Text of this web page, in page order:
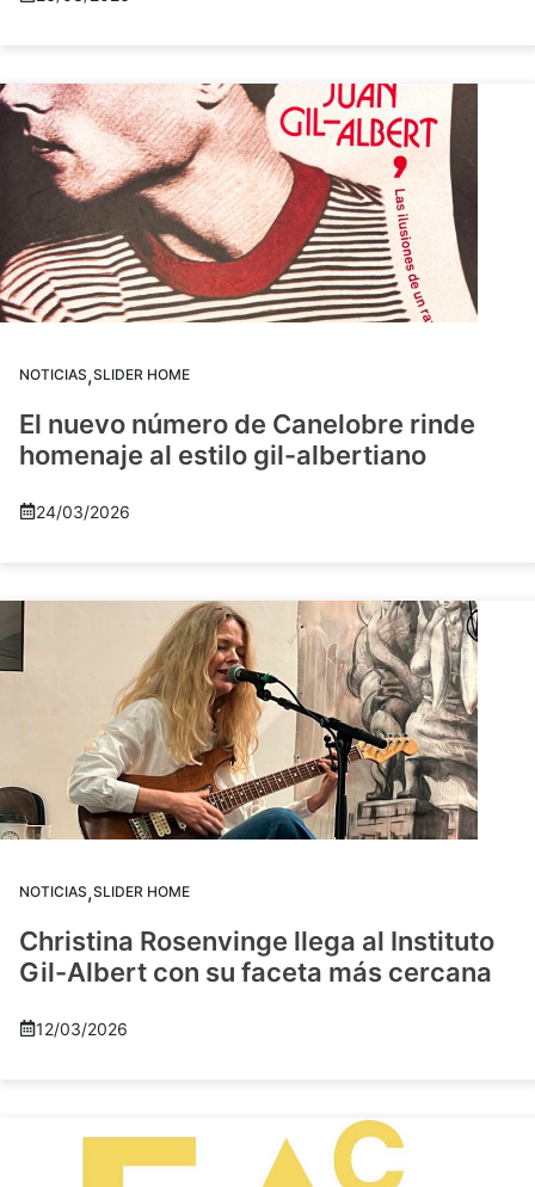
NOTICIAS,SLIDER HOME
El nuevo número de Canelobre rinde
homenaje al estilo gil-albertiano
24/03/2026
NOTICIAS,SLIDER HOME
Christina Rosenvinge llega al Instituto
Gil-Albert con su faceta más cercana
12/03/2026